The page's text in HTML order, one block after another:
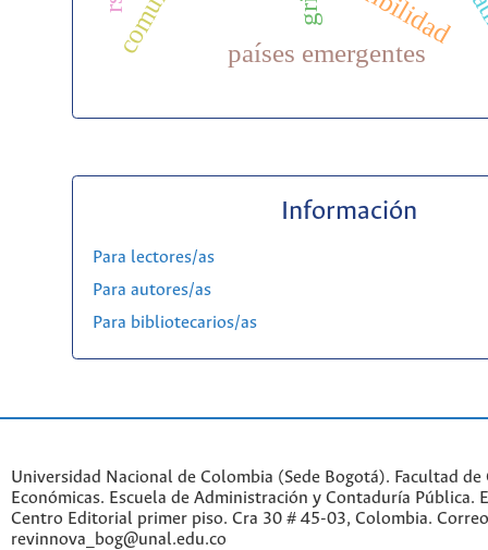
países emergentes
gri
Información
Para lectores/as
Para autores/as
Para bibliotecarios/as
Universidad Nacional de Colombia (Sede Bogotá). Facultad de
Económicas. Escuela de Administración y Contaduría Pública.
Centro Editorial primer piso. Cra 30 # 45-03, Colombia.
revinnova_bog@unal.edu.co